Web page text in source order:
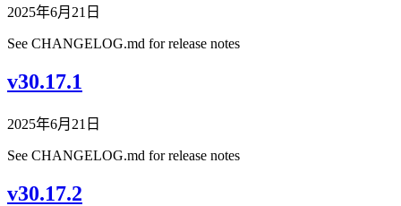
2025年6月21日
See CHANGELOG.md for release notes
v30.17.1
2025年6月21日
See CHANGELOG.md for release notes
v30.17.2